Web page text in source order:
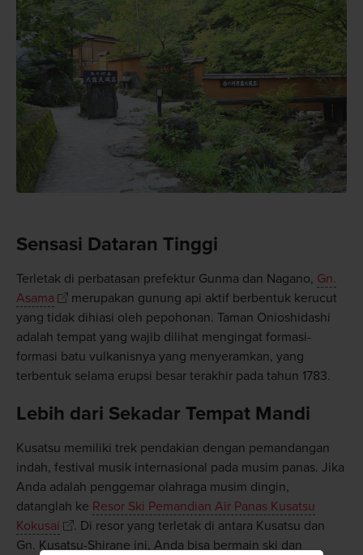
Sensasi Dataran Tinggi
Terletak di perbatasan prefektur Gunma dan Nagano, Gn.
Asama
merupakan gunung api aktif berbentuk kerucut
yang tidak dihiasi oleh pepohonan. Taman Onioshidashi
adalah tempat yang wajib dilihat mengingat formasi-
formasi batu vulkanisnya yang menyeramkan, yang
terbentuk selama erupsi besar terakhir pada tahun 1783.
Lebih dari Sekadar Tempat Mandi
Kusatsu memiliki trek pendakian dengan pemandangan
indah, festival musik internasional pada musim panas. Jika
Anda adalah penggemar olahraga musim dingin,
datanglah ke Resor Ski Pemandian Air Panas Kusatsu
Kokusai
. Di resor yang terletak di antara Kusatsu dan
Gn. Kusatsu-Shirane ini, Anda bisa bermain ski dan